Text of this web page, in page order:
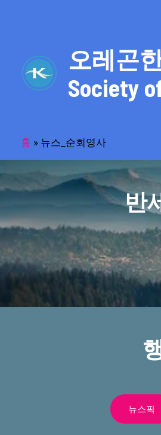
오레곤
Society
홈 » 뉴스_순회영사
반
뉴스픽